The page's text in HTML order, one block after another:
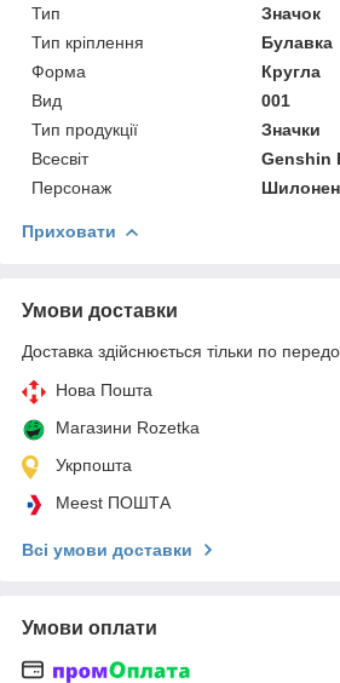
Тип
Значок
Тип кріплення
Булавка
Форма
Кругла
Вид
001
Тип продукції
Значки
Всесвіт
Genshin
Персонаж
Шилонен
Приховати
Умови доставки
Доставка здійснюється тільки по
Нова Пошта
Магазини Rozetka
Укрпошта
Meest ПОШТА
Всі умови доставки
Умови оплати